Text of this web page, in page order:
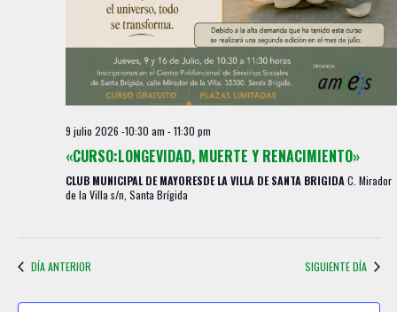
9 julio 2026 -10:30 am -11:30 pm
«CURSO:LONGEVIDAD, MUERTE Y RENACIMIENTO»
CLUB MUNICIPAL DE MAYORESDE LA VILLA DE SANTA BRIGIDA C. Mirador
de la Villa s/n, Santa Brígida
DÍA ANTERIOR SIGUIENTE DÍA